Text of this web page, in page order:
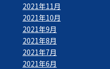
2021年11月
2021年10月
2021年9月
2021年8月
2021年7月
2021年6月